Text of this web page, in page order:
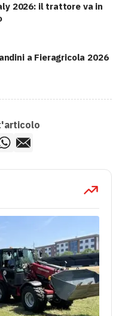
2026: il trattore va in
a Fieragricola 2026